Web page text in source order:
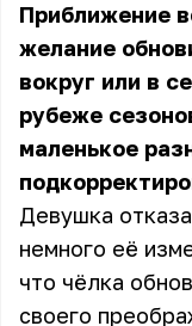
Приближение
желание
вокруг или в
рубеже
маленькое
Девушка
немного её
что чёлка
своего